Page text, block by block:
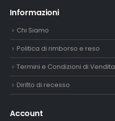
Informazioni
Chi Siamo
Politica di rimborso e reso
Termini e Condizioni di Vendita
Diritto di recesso
Account